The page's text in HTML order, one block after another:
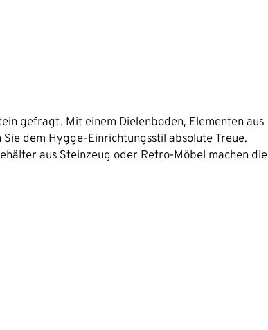
gefragt. Mit einem Dielenboden, Elementen aus
dem Hygge-Einrichtungsstil absolute Treue.
aus Steinzeug oder Retro-Möbel machen die